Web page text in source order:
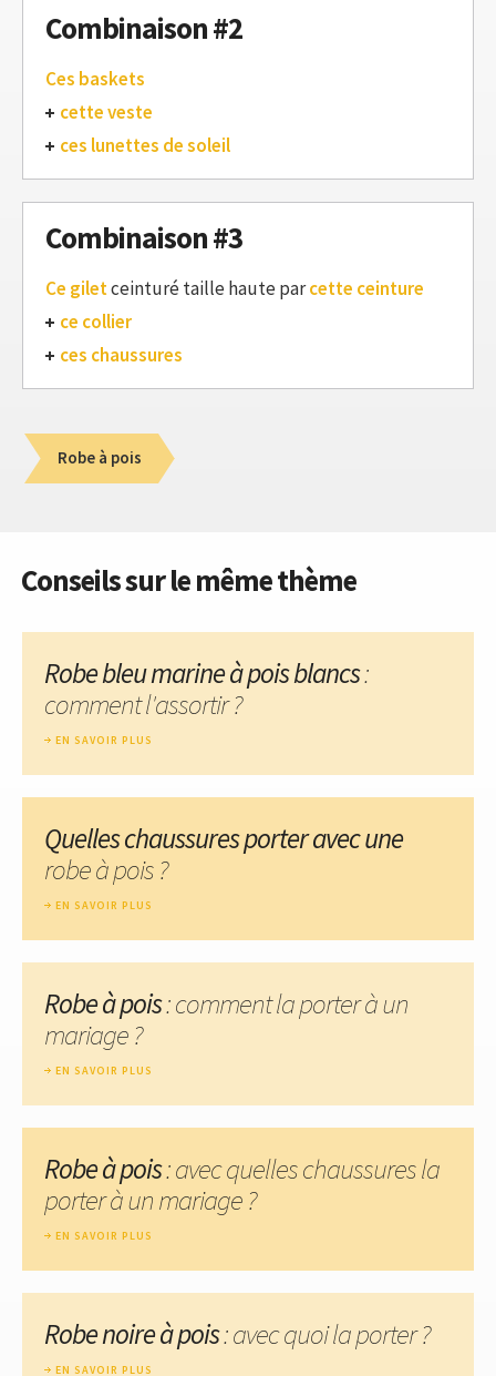
Combinaison #2
Ces baskets
cette veste
ces lunettes de soleil
Combinaison #3
Ce giletceinturé taille haute parcette ceinture
ce collier
ces chaussures
Robe à pois
Conseils sur le même thème
Robe bleu marine à pois blancs:
comment l'assortir ?
EN SAVOIR PLUS
Quelles chaussures porter avec une
robe à pois ?
EN SAVOIR PLUS
Robe à pois: comment la porter à un
mariage ?
EN SAVOIR PLUS
Robe à pois: avec quelles chaussures la
porter à un mariage ?
EN SAVOIR PLUS
Robe noire à pois: avec quoi la porter ?
EN SAVOIR PLUS